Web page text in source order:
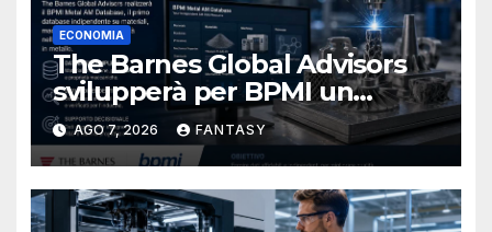
ECONOMIA
The Barnes Global Advisors
svilupperà per BPMI un
database per la stampa 3D
metallica destinata alla filiera
navale statunitense
AGO 7, 2026 FANTASY